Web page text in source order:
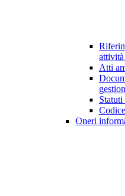
attività
Atti
Oneri